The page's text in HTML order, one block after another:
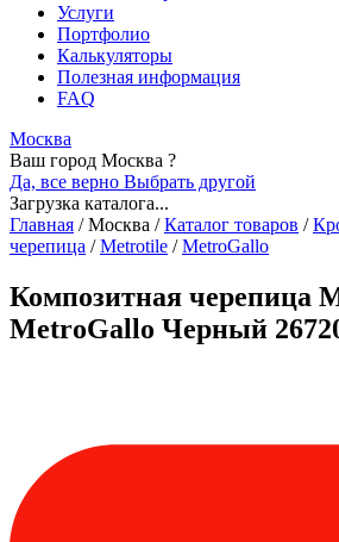
Услуги
Портфолио
Калькуляторы
Полезная информация
FAQ
Москва
Ваш город Москва ?
Да, все верно Выбрать другой
Загрузка каталога...
Главная /Москва / Каталог товаров /
черепица / Metrotile / MetroGallo
Композитная черепица
MetroGallo Черный